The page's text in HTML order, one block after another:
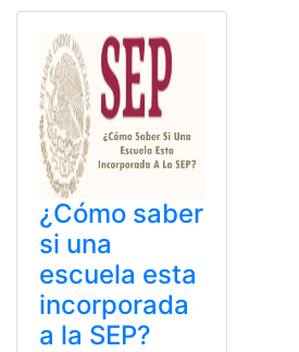
¿Cómo saber
si una
escuela esta
incorporada
a la SEP?